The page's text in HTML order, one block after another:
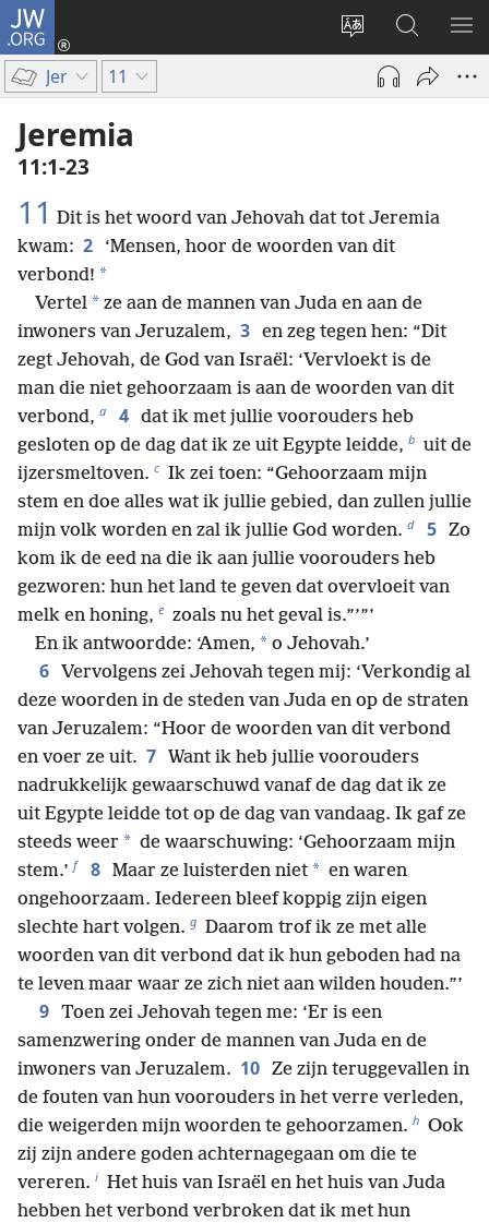
JW.ORG
Taal
site
wijzigen
Inloggen
(opent
venster)
Zoeken
op
JW.ORG
Jer 11
Jeremia
11:1-23
11 Dit is het woord van Jehovah dat tot Jeremia
kwam: 2
‘Mensen, hoor de woorden van dit
verbond! *
Vertel * ze aan de mannen van Juda en aan de
inwoners van Jeruzalem, 3 en zeg tegen hen: “Dit
zegt Jehovah, de God van Israël: ‘Vervloekt is de
man die niet gehoorzaam is aan de woorden van dit
verbond, a 4 dat ik met jullie voorouders heb
gesloten op de dag dat ik ze uit Egypte leidde, b uit de
ijzersmeltoven. c Ik zei toen: “Gehoorzaam mijn
stem en doe alles wat ik jullie gebied, dan zullen jullie
mijn volk worden en zal ik jullie God worden. d 5 Zo
kom ik de eed na die ik aan jullie voorouders heb
gezworen: hun het land te geven dat overvloeit van
melk en honing, e zoals nu het geval is.”’”’
En ik antwoordde: ‘Amen, * o Jehovah.’
6 Vervolgens zei Jehovah tegen mij: ‘Verkondig al
deze woorden in de steden van Juda en op de straten
van Jeruzalem: “Hoor de woorden van dit verbond
en voer ze uit. 7 Want ik heb jullie voorouders
nadrukkelijk gewaarschuwd vanaf de dag dat ik ze
uit Egypte leidde tot op de dag van vandaag. Ik gaf ze
steeds weer * de waarschuwing: ‘Gehoorzaam mijn
stem.’ f 8 Maar ze luisterden niet * en waren
ongehoorzaam. Iedereen bleef koppig zijn eigen
slechte hart volgen. g Daarom trof ik ze met alle
woorden van dit verbond dat ik hun geboden had na
te leven maar waar ze zich niet aan wilden houden.”’
9 Toen zei Jehovah tegen me: ‘Er is een
samenzwering onder de mannen van Juda en de
inwoners van Jeruzalem. 10 Ze zijn teruggevallen in
de fouten van hun voorouders in het verre verleden,
die weigerden mijn woorden te gehoorzamen. h Ook
zij zijn andere goden achternagegaan om die te
vereren. i Het huis van Israël en het huis van Juda
hebben het verbond verbroken dat ik met hun